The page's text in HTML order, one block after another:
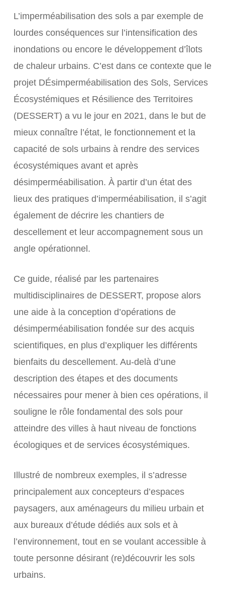
L’imperméabilisation des sols a par exemple de
lourdes conséquences sur l’intensification des
inondations ou encore le développement d’îlots
de chaleur urbains. C’est dans ce contexte que le
projet DÉsimperméabilisation des Sols, Services
Écosystémiques et Résilience des Territoires
(DESSERT) a vu le jour en 2021, dans le but de
mieux connaître l’état, le fonctionnement et la
capacité de sols urbains à rendre des services
écosystémiques avant et après
désimperméabilisation. À partir d’un état des
lieux des pratiques d’imperméabilisation, il s’agit
également de décrire les chantiers de
descellement et leur accompagnement sous un
angle opérationnel.
Ce guide, réalisé par les partenaires
multidisciplinaires de DESSERT, propose alors
une aide à la conception d’opérations de
désimperméabilisation fondée sur des acquis
scientifiques, en plus d’expliquer les différents
bienfaits du descellement. Au-delà d’une
description des étapes et des documents
nécessaires pour mener à bien ces opérations, il
souligne le rôle fondamental des sols pour
atteindre des villes à haut niveau de fonctions
écologiques et de services écosystémiques.
Illustré de nombreux exemples, il s’adresse
principalement aux concepteurs d’espaces
paysagers, aux aménageurs du milieu urbain et
aux bureaux d’étude dédiés aux sols et à
l’environnement, tout en se voulant accessible à
toute personne désirant (re)découvrir les sols
urbains.